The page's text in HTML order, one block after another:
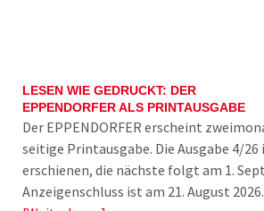
LESEN WIE GEDRUCKT: DER
EPPENDORFER ALS PRINTAUSGABE
Der EPPENDORFER erscheint
seitige Printausgabe. Die Ausgabe 4/26
erschienen, die nächste folgt am 1.
Anzeigenschluss ist am 21. August